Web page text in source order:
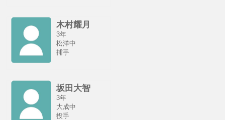
木村耀月
3年
松洋中
捕手
坂田大智
3年
大成中
投手